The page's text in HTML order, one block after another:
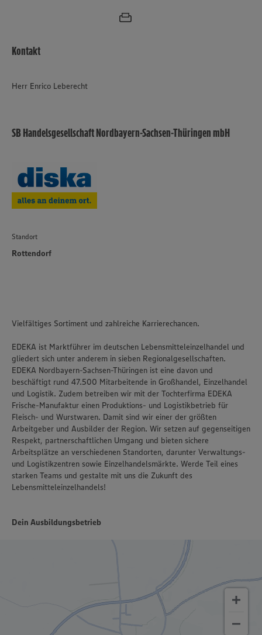
Kontakt
Herr Enrico Leberecht
SB Handelsgesellschaft Nordbayern-Sachsen-Thüringen mbH
Standort
Rottendorf
Vielfältiges Sortiment und zahlreiche Karrierechancen.
EDEKA ist Marktführer im deutschen Lebensmitteleinzelhandel und
gliedert sich unter anderem in sieben Regionalgesellschaften.
EDEKA Nordbayern-Sachsen-Thüringen ist eine davon und
beschäftigt rund 47.500 Mitarbeitende in Großhandel, Einzelhandel
und Logistik. Zudem betreiben wir mit der Tochterfirma EDEKA
Frische-Manufaktur einen Produktions- und Logistikbetrieb für
Fleisch- und Wurstwaren. Damit sind wir einer der größten
Arbeitgeber und Ausbilder der Region. Wir setzen auf gegenseitigen
Respekt, partnerschaftlichen Umgang und bieten sichere
Arbeitsplätze an verschiedenen Standorten, darunter Verwaltungs-
und Logistikzentren sowie Einzelhandelsmärkte. Werde Teil eines
starken Teams und gestalte mit uns die Zukunft des
Lebensmitteleinzelhandels!
Dein Ausbildungsbetrieb